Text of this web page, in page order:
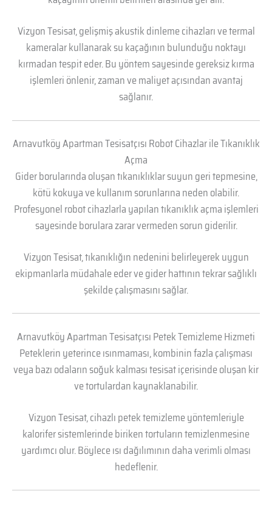
Vizyon Tesisat, gelişmiş akustik dinleme cihazları ve termal
kameralar kullanarak su kaçağının bulunduğu noktayı
kırmadan tespit eder. Bu yöntem sayesinde gereksiz kırma
işlemleri önlenir, zaman ve maliyet açısından avantaj
sağlanır.
Arnavutköy Apartman Tesisatçısı Robot Cihazlar ile Tıkanıklık
Açma
Gider borularında oluşan tıkanıklıklar suyun geri tepmesine,
kötü kokuya ve kullanım sorunlarına neden olabilir.
Profesyonel robot cihazlarla yapılan tıkanıklık açma işlemleri
sayesinde borulara zarar vermeden sorun giderilir.
Vizyon Tesisat, tıkanıklığın nedenini belirleyerek uygun
ekipmanlarla müdahale eder ve gider hattının tekrar sağlıklı
şekilde çalışmasını sağlar.
Arnavutköy Apartman Tesisatçısı Petek Temizleme Hizmeti
Peteklerin yeterince ısınmaması, kombinin fazla çalışması
veya bazı odaların soğuk kalması tesisat içerisinde oluşan kir
ve tortulardan kaynaklanabilir.
Vizyon Tesisat, cihazlı petek temizleme yöntemleriyle
kalorifer sistemlerinde biriken tortuların temizlenmesine
yardımcı olur. Böylece ısı dağılımının daha verimli olması
hedeflenir.